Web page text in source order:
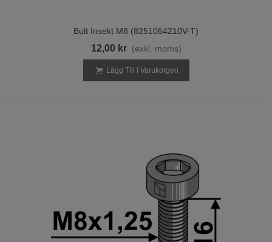
Bult Insekt M8 (8251064210V-T)
12,00 kr (exkl. moms)
Lägg Till I Varukorgen